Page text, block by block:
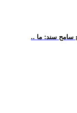
سامح سند: ما